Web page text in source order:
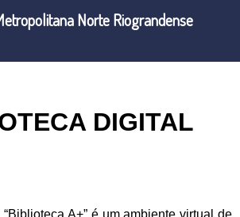
DIGITAL
Norte Riograndense